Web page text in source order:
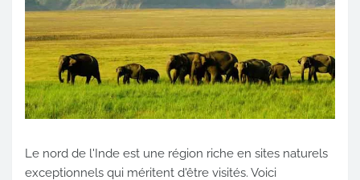
Le nord de l'Inde est une région riche en sites naturels
exceptionnels qui méritent d'être visités. Voici